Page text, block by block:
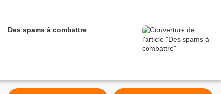
Des spams à combattre